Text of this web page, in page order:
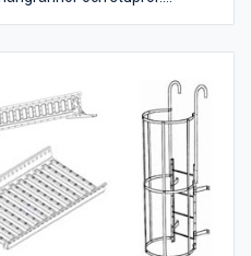
räknat ut takets vinkel i
en modell.